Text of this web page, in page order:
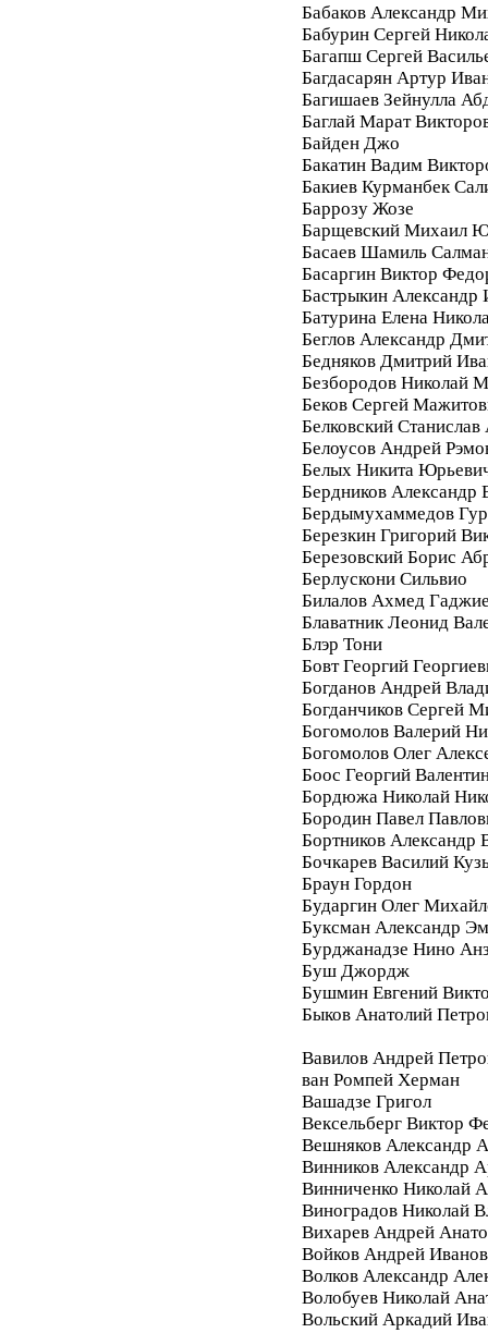
Бабаков Александр
Бабурин Сергей
Багапш Сергей
Багдасарян Артур
Багишаев Зейнулла
Баглай Марат
Байден Джо
Бакатин Вадим
Бакиев Курманбек
Баррозу Жозе
Барщевский Михаил
Басаев Шамиль
Басаргин Виктор
Бастрыкин Александр
Батурина Елена
Беглов Александр
Бедняков Дмитрий
Безбородов Николай
Беков Сергей
Белковский
Белоусов Андрей
Белых Никита
Бердников Александр
Бердымухаммедов
Березкин Григорий
Березовский Борис
Берлускони Сильвио
Билалов Ахмед
Блаватник Леонид
Блэр Тони
Бовт Георгий
Богданов Андрей
Богданчиков Сергей
Богомолов Валерий
Богомолов Олег
Боос Георгий
Бордюжа Николай
Бородин Павел
Бортников Александр
Бочкарев Василий
Браун Гордон
Бударгин Олег
Буксман Александр
Бурджанадзе Нино
Буш Джордж
Бушмин Евгений
Быков Анатолий
Вавилов Андрей
ван Ромпей Херман
Вашадзе Григол
Вексельберг Виктор
Вешняков Александр
Винников Александр
Винниченко Николай
Виноградов Николай
Вихарев Андрей
Войков Андрей
Волков Александр
Волобуев Николай
Вольский Аркадий